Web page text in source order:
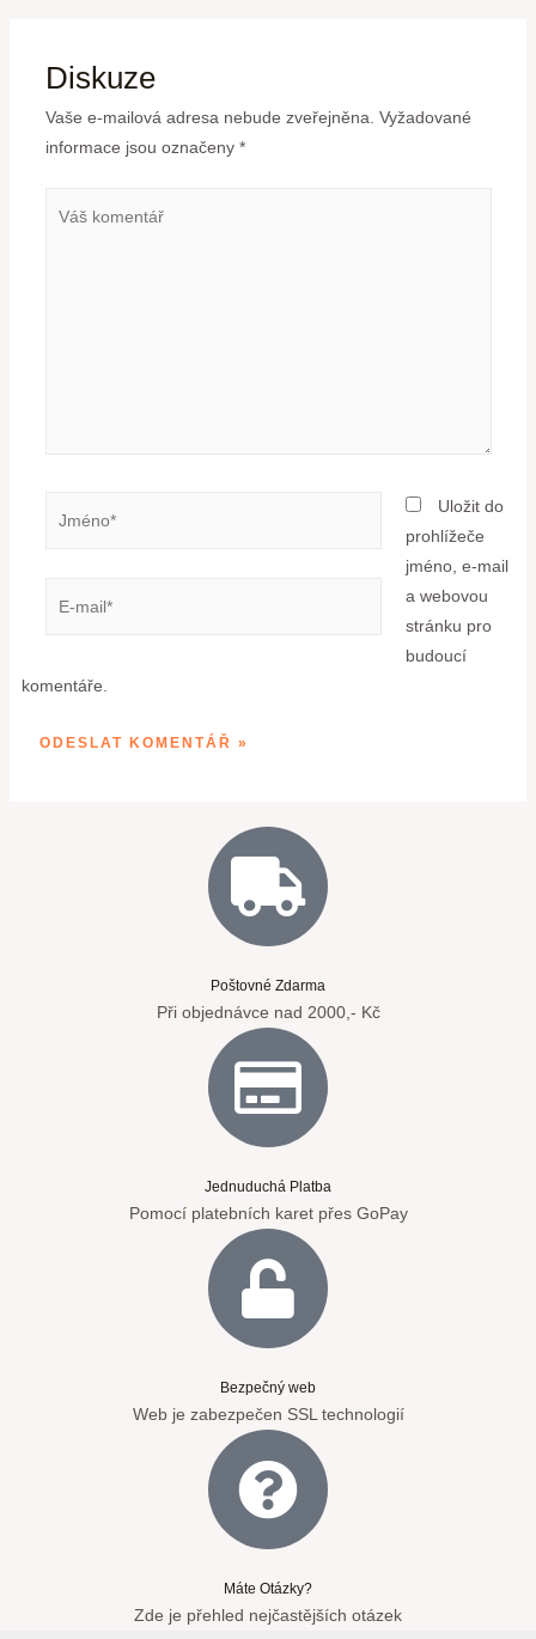
Diskuze
Vaše e-mailová adresa nebude zveřejněna. Vyžadované
informace jsou označeny *
Uložit do
prohlížeče
jméno, e-mail
a webovou
stránku pro
budoucí
komentáře.
Poštovné Zdarma
Při objednávce nad 2000,- Kč
Jednuduchá Platba
Pomocí platebních karet přes GoPay
Bezpečný web
Web je zabezpečen SSL technologií
Máte Otázky?
Zde je přehled nejčastějších otázek